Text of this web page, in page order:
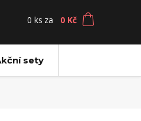
0 ks za 0 Kč
sety